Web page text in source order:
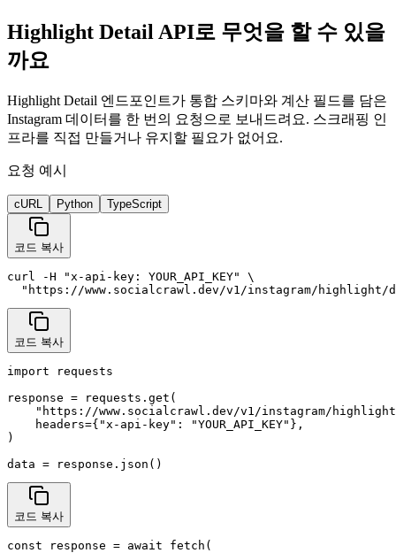
Highlight Detail API로 무엇을 할 수 있을
까요
Highlight Detail 엔드포인트가 통합 스키마와 계산 필드를 담은
Instagram 데이터를 한 번의 요청으로 보내드려요. 스크래핑 인
프라를 직접 만들거나 유지할 필요가 없어요.
요청 예시
cURL Python TypeScript
코드 복사
curl -H "x-api-key: YOUR_API_KEY" \
"https://www.socialcrawl.dev/v1/instagram/highlight/
코드 복사
import requests
response = requests.get(
"https://www.socialcrawl.dev/v1/instagram/
    headers={"x-api-key": "YOUR_API_KEY"},
)
data = response.json()
코드 복사
const response = await fetch(